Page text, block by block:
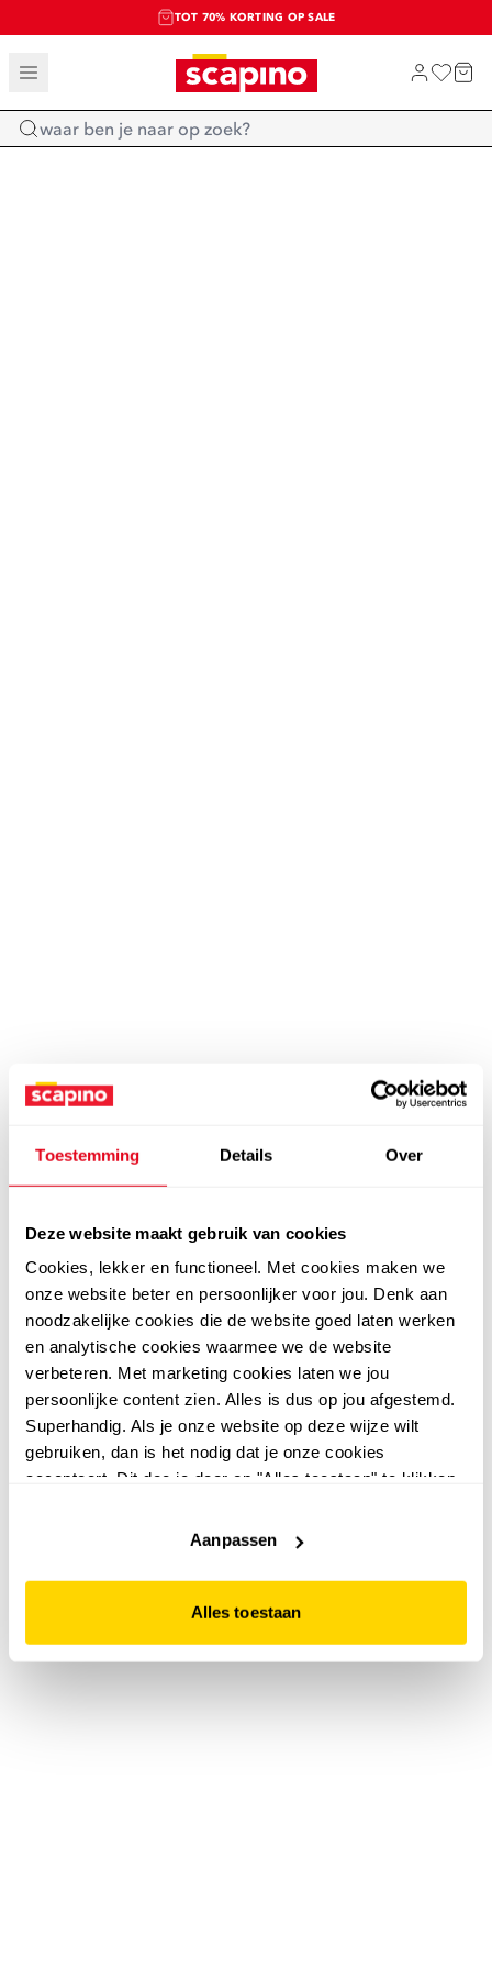
Toestemming Details Over
Deze website maakt gebruik van cookies
Cookies, lekker en functioneel. Met cookies maken we
onze website beter en persoonlijker voor jou. Denk aan
noodzakelijke cookies die de website goed laten werken
en analytische cookies waarmee we de website
verbeteren. Met marketing cookies laten we jou
persoonlijke content zien. Alles is dus op jou afgestemd.
Superhandig. Als je onze website op deze wijze wilt
gebruiken, dan is het nodig dat je onze cookies
accepteert. Dit doe je door op "Alles toestaan" te klikken.
website niet optimaal functioneert.
Aanpassen
Alles toestaan
TOT 70% KORTING OP SALE
SALE: LAATSTE KANS!
SHOP NIEUW
Home